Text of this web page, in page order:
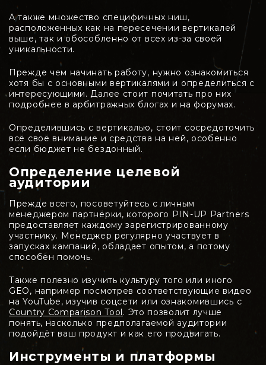
А также множество специфичных ниш,
расположенных как на пересечении вертикалей
выше, так и обособленно от всех из-за своей
уникальности.
Прежде чем начинать работу, нужно ознакомиться
хотя бы с основными вертикалями и определиться с
интересующими. Далее стоит почитать про них
подробнее в арбитражных блогах и на форумах.
Определившись с вертикалью, стоит сосредоточить
всё своё внимание и средства на ней, особенно
если бюджет не бездонный.
Определение целевой
аудитории
Прежде всего, посоветуйтесь с личным
менеджером партнёрки, которого PIN-UP Partners
предоставляет каждому зарегистрированному
участнику. Менеджер регулярно участвует в
запусках кампаний, обладает опытом, а потому
способен помочь.
Также полезно изучить культуру того или иного
GEO, например посмотрев соответствующие видео
на YouTube, изучив соцсети или ознакомившись с
Country Comparison Tool. Это позволит лучше
понять, насколько предполагаемой аудитории
подойдёт ваш продукт и как его продвигать.
Инструменты и платформы